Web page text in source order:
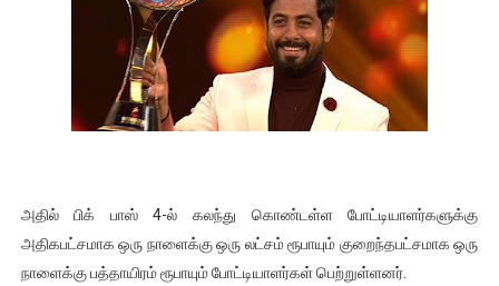
32 CM விநோத கன்றுக்குட்டி! (வீடியோ)
வலிமை தான் அஜித் திரைப்பயணத்திலே அதிக காலெக்ஷன் செய்த
அல்வா கொடுக்கின்றது இலங்கை!
அதில் பிக் பாஸ் 4-ல் கலந்து கொண்டள்ள போட்டியாளர்களுக்கு
அதிகபட்சமாக ஒரு நாளைக்கு ஒரு லட்சம் ரூபாயும் குறைந்தபட்சமாக ஒரு
நாளைக்கு பத்தாயிரம் ரூபாயும் போட்டியாளர்கள் பெற்றுள்ளனர்.